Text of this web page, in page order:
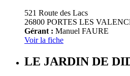
521 Route des Lacs
26800 PORTES LES
Gérant : Manuel FAURE
Voir la fiche
LE JARDIN DE